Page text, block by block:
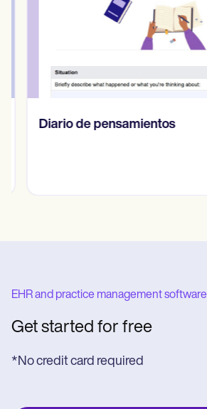
Diario de pensamientos
EHR and practice management software
Get started for free
*No credit card required